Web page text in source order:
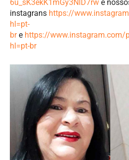
6u_sK3ekK1mGy3NlD7rw e
instagrans https://
hl=pt-
bre https://www.instagram.com/
hl=pt-br